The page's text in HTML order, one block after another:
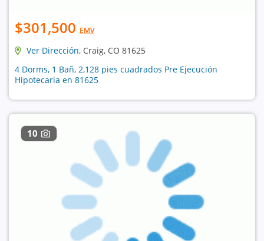
$301,500 EMV
Ver Dirección, Craig, CO 81625
4 Dorms, 1 Bañ, 2,128 pies cuadrados Pre Ejecución
Hipotecaria en 81625
10